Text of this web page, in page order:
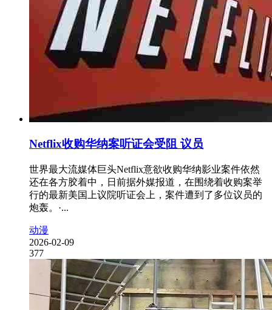
Netflix收购华纳案听证会受阻 议员
世界最大流媒体巨头Netflix意欲收购华纳影业案件依然
还在各方胶着中，日前据外媒报道，在围绕着收购案举
行的最新美国上议院听证会上，案件遭到了多位议员的
炮轰。·...
动漫
2026-02-09
377